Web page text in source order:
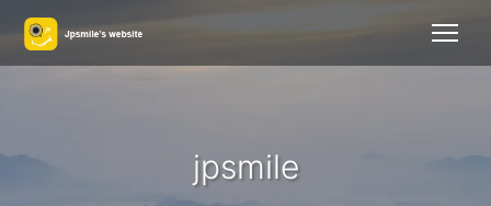
jpsmile